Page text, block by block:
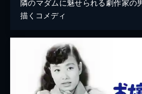
描くコメディ